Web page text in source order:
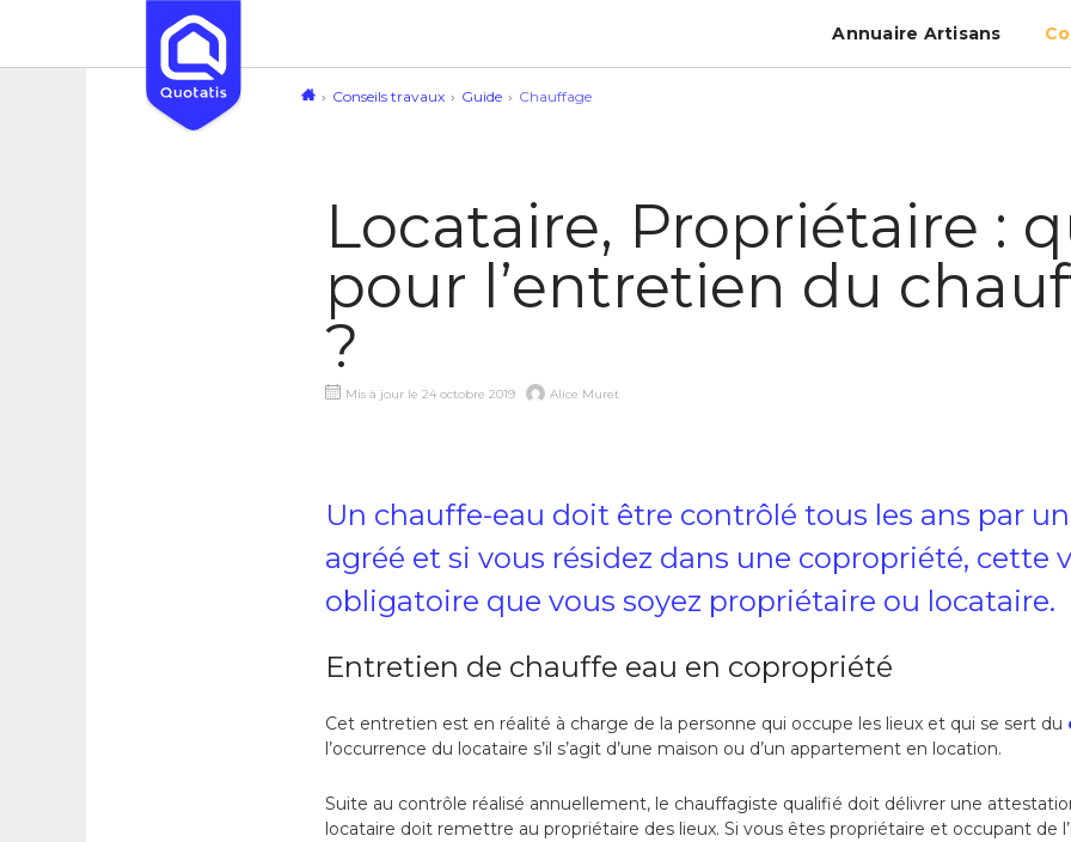
Annuaire Artisans
Conseils travaux Guide Chauffage
Locataire, Propriétaire :
pour l’entretien du
?
Mis à jour le 24 octobre 2019 Alice Muret
Un chauffe-eau doit être contrôlé tous les ans par
agréé et si vous résidez dans une copropriété, cette
obligatoire que vous soyez propriétaire ou locataire.
Entretien de chauffe eau en copropriété
Cet entretien est en réalité à charge de la personne qui occupe les lieux et qui se sert du
l’occurrence du locataire s’il s’agit d’une maison ou d’un appartement en location.
Suite au contrôle réalisé annuellement, le chauffagiste qualifié doit délivrer une
locataire doit remettre au propriétaire des lieux. Si vous êtes propriétaire et occupant de